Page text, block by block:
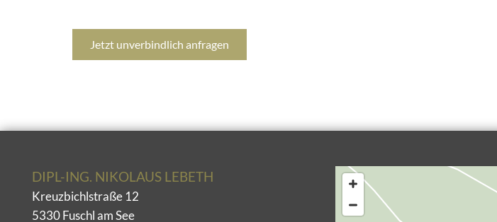
Jetzt unverbindlich anfragen
DIPL-ING. NIKOLAUS LEBETH
Kreuzbichlstraße 12
5330 Fuschl am See